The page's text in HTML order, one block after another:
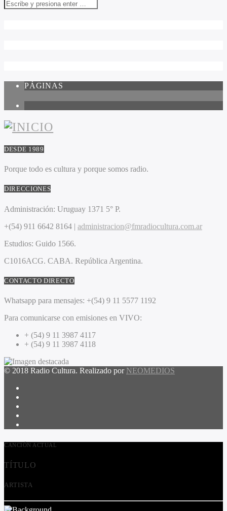
PÁGINAS
DESDE 1989
Porque todo es cultura y porque somos radio.
DIRECCIONES
Administración: Uruguay 1371 5° P.
+(54) 911 6642 8164 | administracion@fmradiocultura.com.ar
Estudios: Guido 1566.
C1016ACG. CABA. República Argentina.
CONTACTO DIRECTO
Whatsapp para mensajes: +(54) 9 11 5577 1192
Para comunicarse con emisiones en VIVO:
+ (54) 9 11 3987 4117
+ (54) 9 11 3987 4118
© 2018 Radio Cultura. Realizado por NEOMEDIOS
CANCIÓN ACTUAL
TÍTULO
ARTISTA